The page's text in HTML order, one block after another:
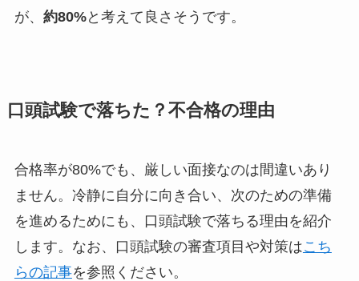
が、 約80%と考えて良さそうです。
口頭試験で落ちた？不合格の理由
合格率が80%でも、厳しい面接なのは間違いあり
ません。冷静に自分に向き合い、次のための準備
を進めるためにも、口頭試験で落ちる理由を紹介
します。なお、口頭試験の審査項目や対策はこち
らの記事を参照ください。